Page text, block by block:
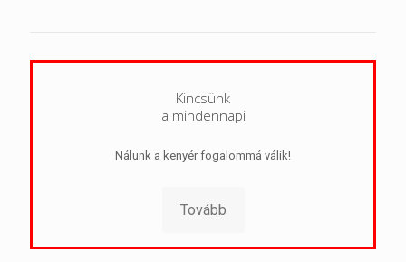
Kincsünk
a mindennapi
Nálunk a kenyér fogalommá válik!
Tovább